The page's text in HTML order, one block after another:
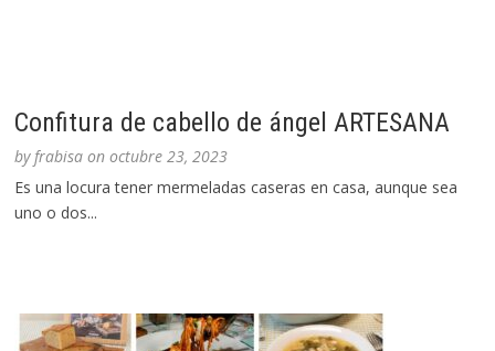
Confitura de cabello de ángel ARTESANA
byfrabisa onoctubre 23, 2023
Es una locura tener mermeladas caseras en casa, aunque sea
uno o dos...